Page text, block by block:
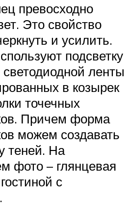
превосходно
Это свойство
и усилить.
подсветку
ленты
в козырек
точечных
Причем форма
можем создавать
теней. На
фото – глянцевая
с